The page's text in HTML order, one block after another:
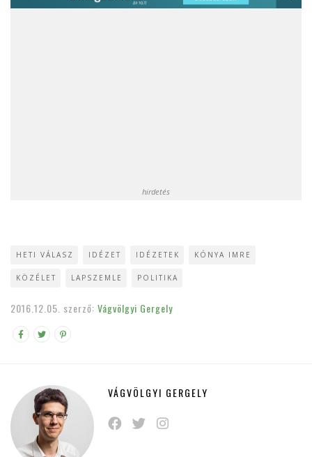
hirdetés
HETI VÁLASZ IDÉZET IDÉZETEK KÓNYA IMRE
KÖZÉLET LAPSZEMLE POLITIKA
2016.12.05. szerző: Vágvölgyi Gergely
VÁGVÖLGYI GERGELY